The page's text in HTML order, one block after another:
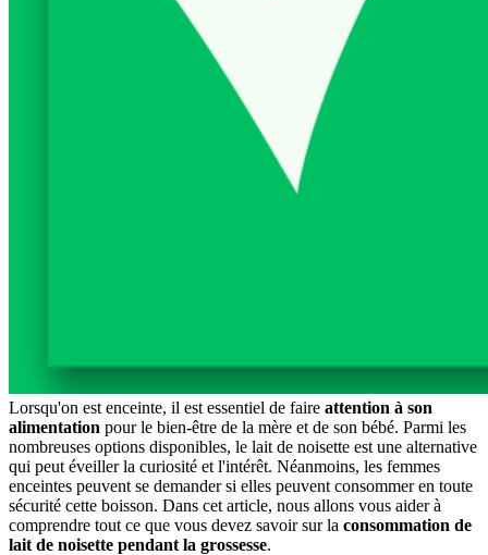
Lorsqu'on est enceinte, il est essentiel de faire attention à son
alimentation pour le bien-être de la mère et de son bébé. Parmi les
nombreuses options disponibles, le lait de noisette est une alternative
qui peut éveiller la curiosité et l'intérêt. Néanmoins, les femmes
enceintes peuvent se demander si elles peuvent consommer en toute
sécurité cette boisson. Dans cet article, nous allons vous aider à
comprendre tout ce que vous devez savoir sur la consommation de
lait de noisette pendant la grossesse.